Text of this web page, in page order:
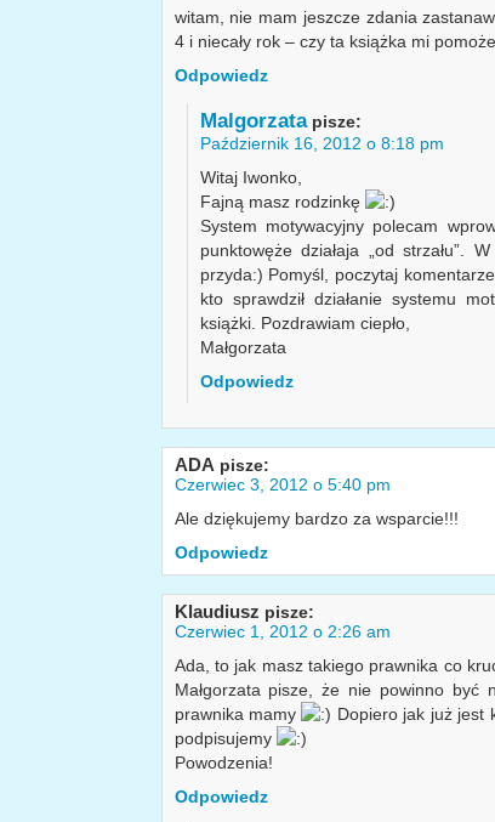
witam, nie mam jeszcze zdania
4 i niecały rok – czy ta książka mi
Odpowiedz
Malgorzata pisze:
Październik 16, 2012 o 8:18 pm
Witaj Iwonko,
Fajną masz rodzinkę
System motywacyjny polecam
punktowęże działaja „od strzału”.
przyda:) Pomyśl, poczytaj
kto sprawdził działanie systemu
książki. Pozdrawiam ciepło,
Małgorzata
Odpowiedz
ADA pisze:
Czerwiec 3, 2012 o 5:40 pm
Ale dziękujemy bardzo za wsparcie!!!
Odpowiedz
Klaudiusz pisze:
Czerwiec 1, 2012 o 2:26 am
Ada, to jak masz takiego prawnika co
Małgorzata pisze, że nie powinno być
prawnika mamy
Dopiero jak już jest
podpisujemy
Powodzenia!
Odpowiedz